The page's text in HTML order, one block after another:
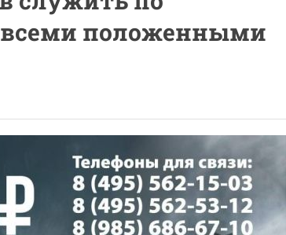
всеми положенными